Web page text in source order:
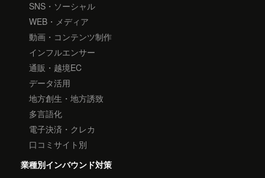
SNS・ソーシャル
WEB・メディア
動画・コンテンツ制作
インフルエンサー
通販・越境EC
データ活用
地方創生・地方誘致
多言語化
電子決済・クレカ
口コミサイト別
業種別インバウンド対策